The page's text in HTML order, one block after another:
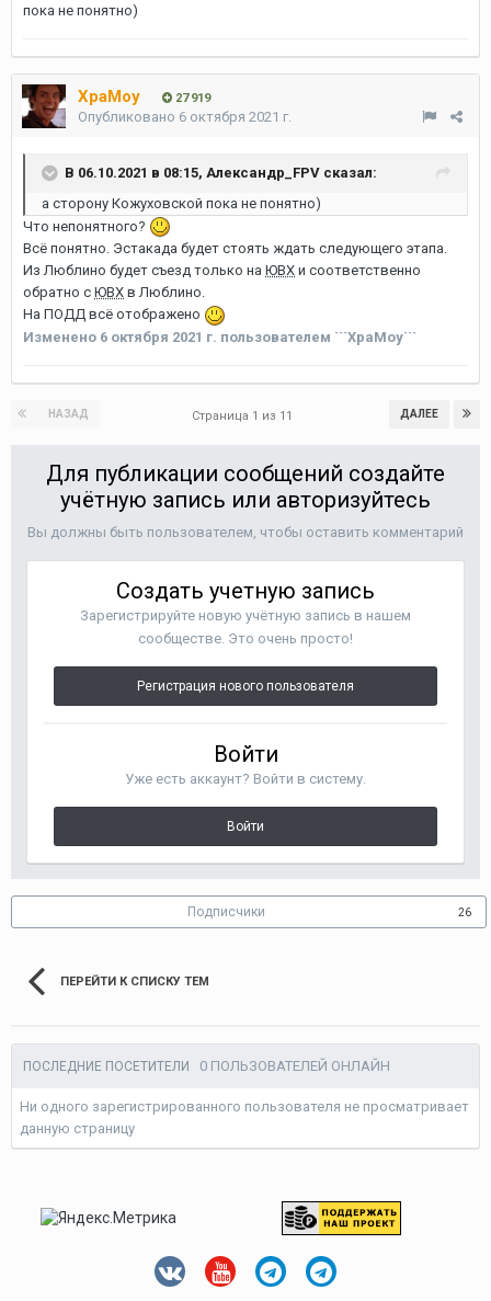
пока не понятно)
XpaMoy 27 919
Опубликовано 6 октября 2021 г.
В 06.10.2021 в 08:15, Александр_FPV сказал:
а сторону Кожуховской пока не понятно)
Что непонятного?
Всё понятно. Эстакада будет стоять ждать следующего этапа.
Из Люблино будет съезд только на ЮВХ и соответственно
обратно с ЮВХ в Люблино.
На ПОДД всё отображено
Изменено 6 октября 2021 г. пользователем ```XpaMoy```
НАЗАД ДАЛЕЕ
Страница 1 из 11
Для публикации сообщений создайте
учётную запись или авторизуйтесь
Вы должны быть пользователем, чтобы оставить комментарий
Создать учетную запись
Зарегистрируйте новую учётную запись в нашем
сообществе. Это очень просто!
Регистрация нового пользователя
Войти
Уже есть аккаунт? Войти в систему.
Войти
Подписчики 26
ПЕРЕЙТИ К СПИСКУ ТЕМ
ПОСЛЕДНИЕ ПОСЕТИТЕЛИ 0 ПОЛЬЗОВАТЕЛЕЙ ОНЛАЙН
Ни одного зарегистрированного пользователя не просматривает
данную страницу